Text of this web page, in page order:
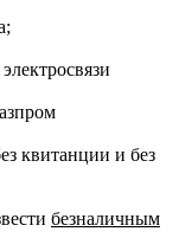
квитанции и без
безналичным